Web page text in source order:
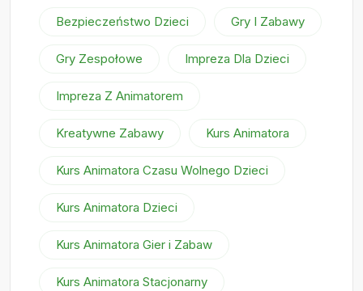
Bezpieczeństwo Dzieci Gry I Zabawy
Gry Zespołowe Impreza Dla Dzieci
Impreza Z Animatorem
Kreatywne Zabawy Kurs Animatora
Kurs Animatora Czasu Wolnego Dzieci
Kurs Animatora Dzieci
Kurs Animatora Gier i Zabaw
Kurs Animatora Stacjonarny